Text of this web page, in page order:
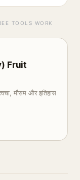
TOOLS WORK
Fruit
मौसम और इतिहास